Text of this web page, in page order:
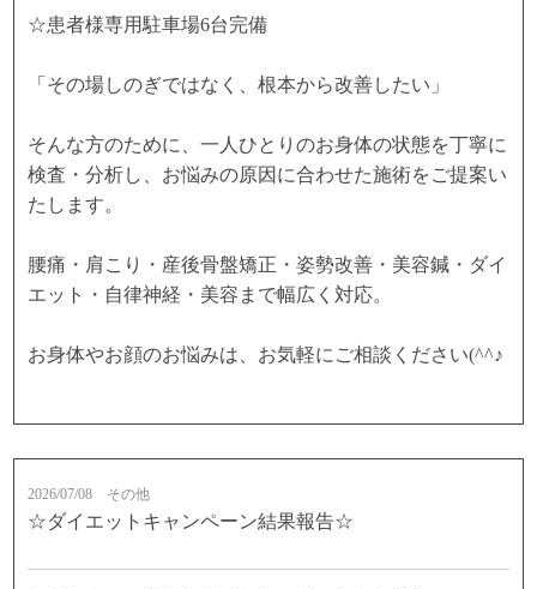
☆患者様専用駐車場6台完備
「その場しのぎではなく、根本から改善したい」
そんな方のために、一人ひとりのお身体の状態を丁寧に
検査・分析し、お悩みの原因に合わせた施術をご提案い
たします。
腰痛・肩こり・産後骨盤矯正・姿勢改善・美容鍼・ダイ
エット・自律神経・美容まで幅広く対応。
お身体やお顔のお悩みは、お気軽にご相談ください(^^♪
2026/07/08 その他
☆ダイエットキャンペーン結果報告☆